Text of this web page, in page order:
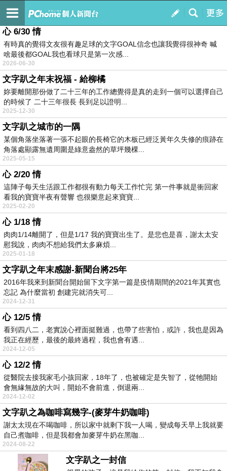
我的
訂閱
隨手雜記
心 6/30 情
有時真的覺得文友很有趣足球的文字GOAL信念也讓我覺得很神奇 喊
啥最後都GOAL我也看球只是第一次感...
2026-06-30
文字趴之年末祝福 - 給柳橘
妳要離開那份做了二十三年的工作總覺得是真的走到一個可以選擇自己
的時候了 二十三年很長 長到足以證明...
2025-12-30
文字趴之城市的一隅
某個角落坐落著一張不起眼的長椅它的木板已經泛黃年久失修的痕跡在
角落處顯露無遺周圍是綠意盎然的草坪幾棵...
2025-05-15
心 2/20 情
這陣子每天生活跟工作都很有動力每天工作忙完 第一件事就是衝回家
看我的寶寶半夜有聲響 也很樂意起來寶寶...
2025-02-20
心 1/18 情
肉肉1/14離開了，但是1/17 我的寶寶出生了。是悲也是喜，謝太太安
慰我說，肉肉不想給我們太多麻煩...
2025-01-18
文字趴之年末感謝-新聞台將25年
2016年我來到新聞台開始留下文字第一篇是疫情期間的2021年其實也
忘記 為什麼當初 創建完就消失可...
2024-12-31
心 12/5 情
看到四八二，老實說心裡面挺難過，也帶了些害怕，或許，我也是因為
我正在經歷，最後的最終過程，我也會有遇...
2024-12-05
心 12/2 情
從醫院去接我家毛小孩回家，18年了，也被確定是失智了，從牠開始
會無緣無故的大叫，開始不會前進，倒退兩...
2024-12-02
文字趴之為咖啡寫幾字-(麥芽牛奶咖啡)
謝太太現在不喝咖啡，所以家中就剩下我一人喝，變成每天早上我就要
自己煮咖啡，但是我都會加麥芽牛奶在黑咖...
2024-08-22
文字趴之一封信